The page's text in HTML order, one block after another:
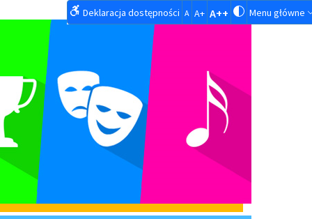
Deklaracja dostępności A A+ A++ Menu główne